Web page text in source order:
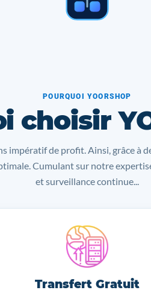
POURQUOI YOORSHOP
choisir
impératif de profit. Ainsi, grâce à
Cumulant sur notre
et surveillance continue...
Transfert Gratuit